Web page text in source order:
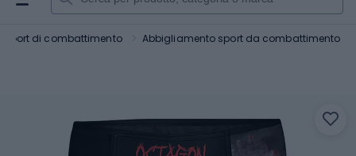
Sport di combattimento Abbigliamento sport da combattimento